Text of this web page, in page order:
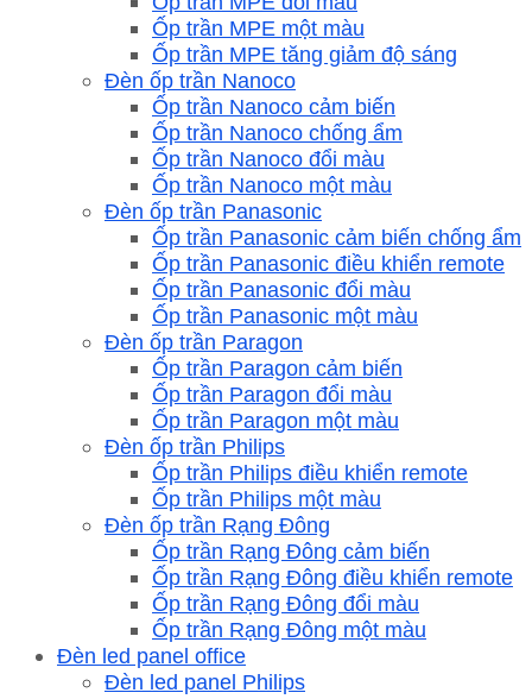
Ốp trần MPE một màu
Ốp trần MPE tăng giảm độ sáng
Đèn ốp trần Nanoco
Ốp trần Nanoco cảm biến
Ốp trần Nanoco chống ẩm
Ốp trần Nanoco đổi màu
Ốp trần Nanoco một màu
Đèn ốp trần Panasonic
Ốp trần Panasonic cảm biến chống ẩm
Ốp trần Panasonic điều khiển remote
Ốp trần Panasonic đổi màu
Ốp trần Panasonic một màu
Đèn ốp trần Paragon
Ốp trần Paragon cảm biến
Ốp trần Paragon đổi màu
Ốp trần Paragon một màu
Đèn ốp trần Philips
Ốp trần Philips điều khiển remote
Ốp trần Philips một màu
Đèn ốp trần Rạng Đông
Ốp trần Rạng Đông cảm biến
Ốp trần Rạng Đông điều khiển remote
Ốp trần Rạng Đông đổi màu
Ốp trần Rạng Đông một màu
Đèn led panel office
Đèn led panel Philips